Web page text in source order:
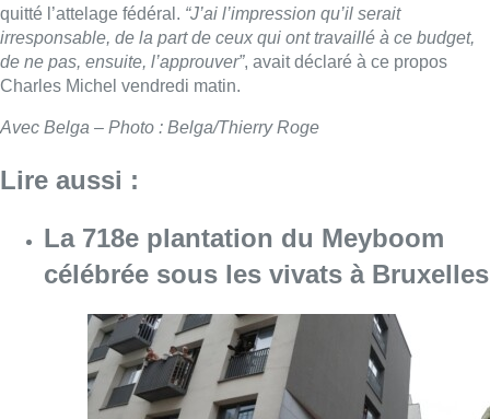
quitté l’attelage fédéral. “J’ai l’impression qu’il serait
irresponsable, de la part de ceux qui ont travaillé à ce budget,
de ne pas, ensuite, l’approuver”, avait déclaré à ce propos
Charles Michel vendredi matin.
Avec Belga – Photo : Belga/Thierry Roge
Lire aussi :
La 718e plantation du Meyboom
célébrée sous les vivats à Bruxelles